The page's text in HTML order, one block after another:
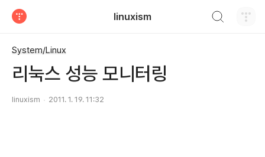
linuxism
System/Linux
리눅스 성능 모니터링
linuxism 2011. 1. 19. 11:32